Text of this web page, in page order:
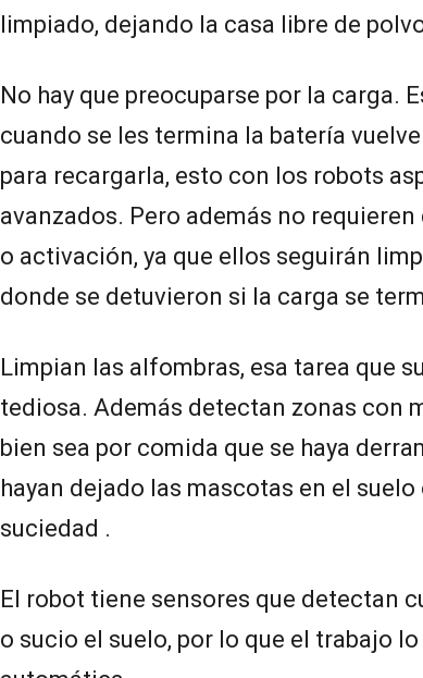
limpiado, dejando la casa libre de
No hay que preocuparse por la carga.
cuando se les termina la batería
para recargarla, esto con los robots
avanzados. Pero además no
o activación, ya que ellos seguirán
donde se detuvieron si la carga se
Limpian las alfombras, esa tarea que
tediosa. Además detectan zonas con
bien sea por comida que se haya
hayan dejado las mascotas en el
suciedad .
El robot tiene sensores que detectan
o sucio el suelo, por lo que el trabajo